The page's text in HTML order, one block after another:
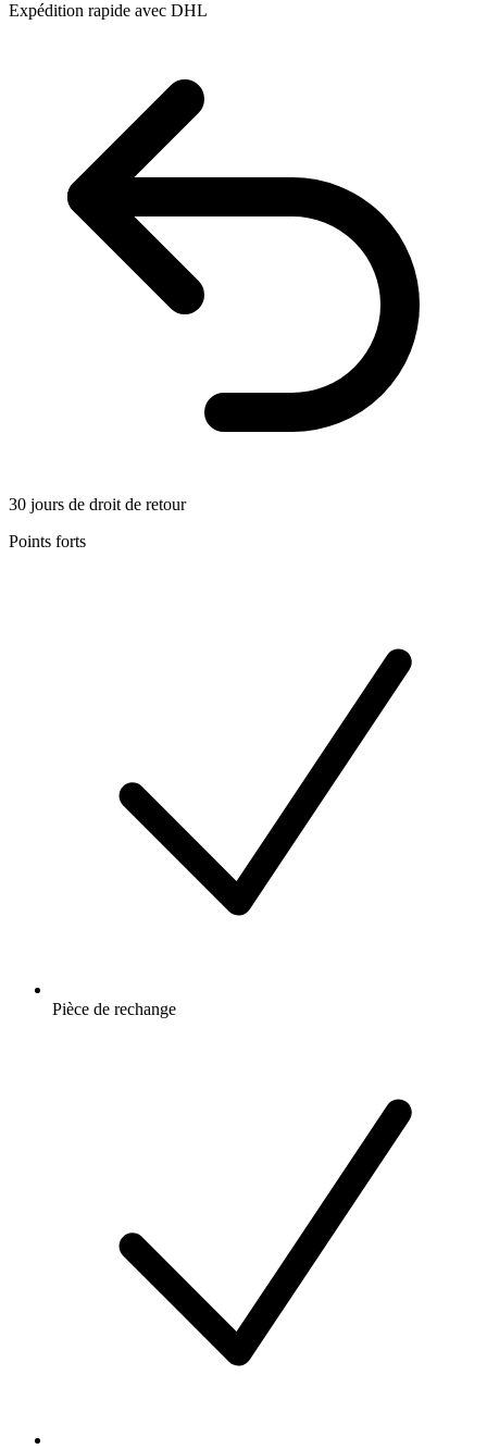
Expédition rapide avec DHL
30 jours de droit de retour
Points forts
Pièce de rechange